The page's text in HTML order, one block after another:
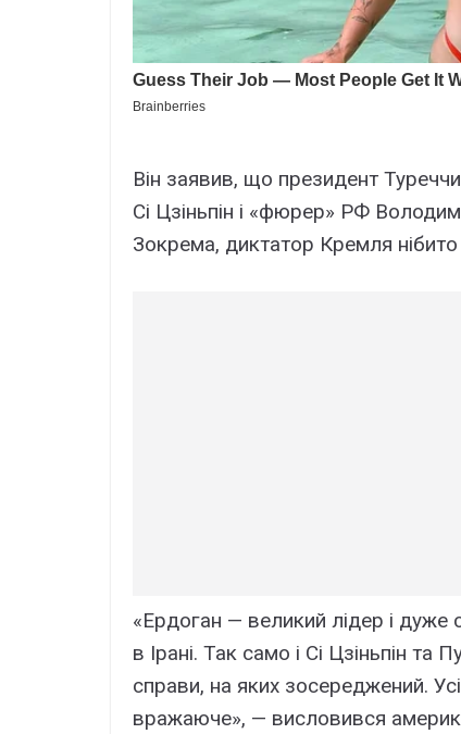
Він заявив, що президент
Сі Цзіньпін і «фюрер» РФ
Зокрема, диктатор Кремля нібито
«Ердоган — великий лідер і дуже
в Ірані. Так само і Сі Цзіньпін
справи, на яких зосереджений.
вражаюче», — висловився